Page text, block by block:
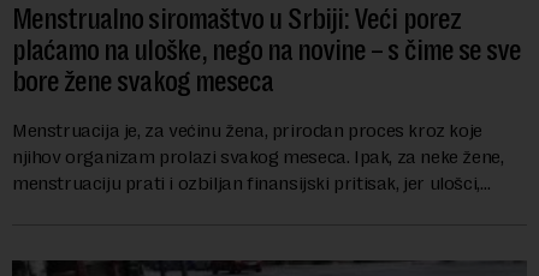
Menstrualno siromaštvo u Srbiji: Veći porez
plaćamo na uloške, nego na novine – s čime se sve
bore žene svakog meseca
Menstruacija je, za većinu žena, prirodan proces kroz koje
njihov organizam prolazi svakog meseca. Ipak, za neke žene,
menstruaciju prati i ozbiljan finansijski pritisak, jer ulošci,